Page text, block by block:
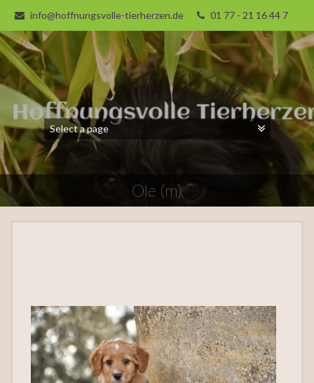
info@hoffnungsvolle-tierherzen.de 01 77 - 21 16 44 7
Ole (m)